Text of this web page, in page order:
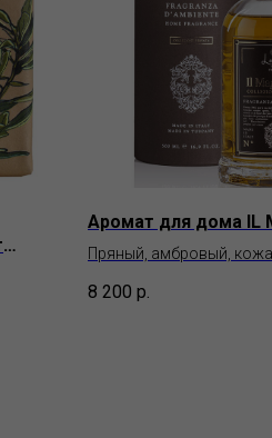
Аромат для дома IL
Пряный, амбровый, кожа
8 200 р.